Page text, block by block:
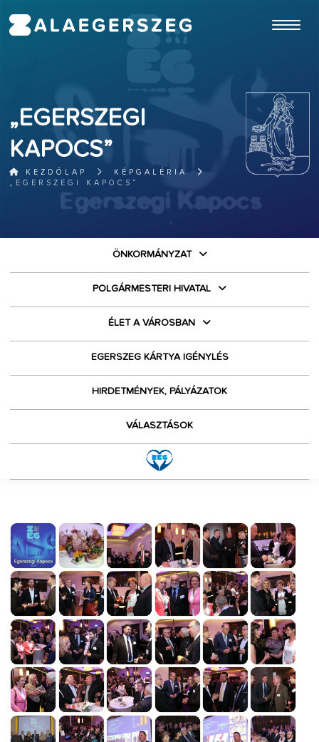
„EGERSZEGI
KAPOCS”
KEZDŐLAP
KÉPGALÉRIA
„EGERSZEGI KAPOCS”
ÖNKORMÁNYZAT
POLGÁRMESTERI HIVATAL
ÉLET A VÁROSBAN
EGERSZEG KÁRTYA IGÉNYLÉS
HIRDETMÉNYEK, PÁLYÁZATOK
VÁLASZTÁSOK